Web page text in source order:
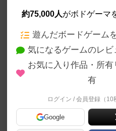
約75,000人がボドゲーマ
遊んだボードゲーム
気になるゲームのレビ
お気に入り作品・所
有
ログイン / 会員登録（10
Google